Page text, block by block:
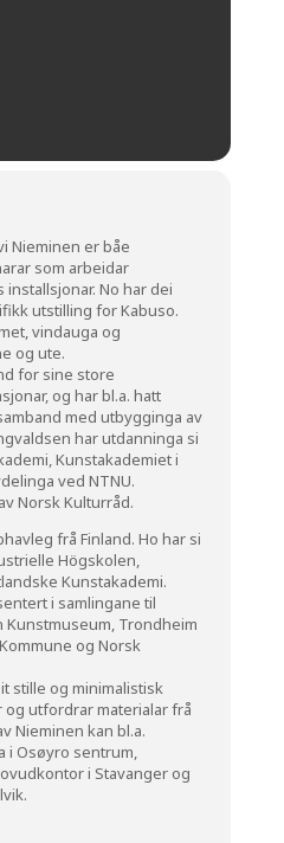
Nieminen er båe
som arbeidar
No har dei
utstilling for Kabuso.
vindauga og
og ute.
for sine store
og har bl.a. hatt
med utbygginga av
har utdanninga si
Kunstakademiet i
ved NTNU.
Norsk Kulturråd.
frå Finland. Ho har si
Högskolen,
Kunstakademi.
i samlingane til
Kunstmuseum, Trondheim
og Norsk
stille og minimalistisk
utfordrar materialar frå
Nieminen kan bl.a.
i Osøyro sentrum,
i Stavanger og